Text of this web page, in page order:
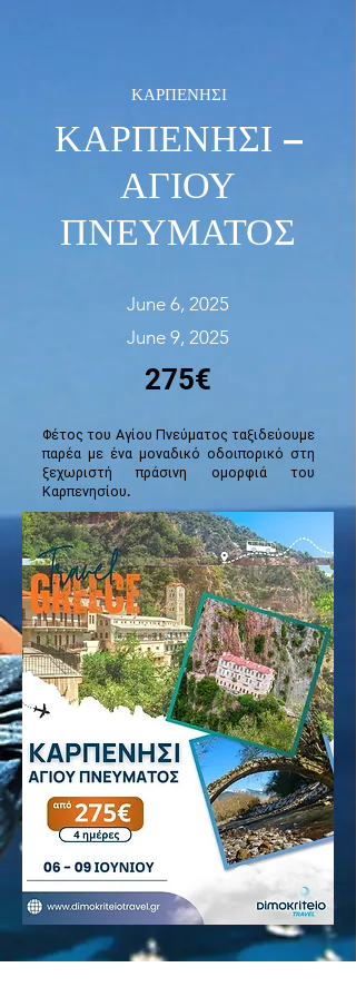
ΚΑΡΠΕΝΗΣΙ
ΚΑΡΠΕΝΗΣΙ –
ΑΓΙΟΥ
ΠΝΕΥΜΑΤΟΣ
June 6, 2025
June 9, 2025
275€
Φέτος του Αγίου Πνεύματος ταξιδεύουμε
παρέα με ένα μοναδικό οδοιπορικό στη
ξεχωριστή πράσινη ομορφιά του
Καρπενησίου.